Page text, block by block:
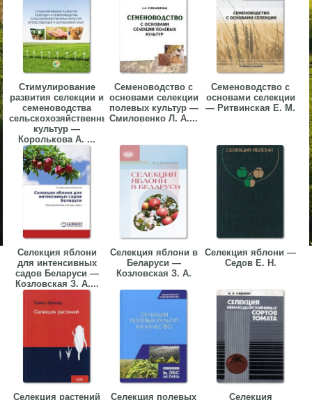
Стимулирование
развития селекции и
семеноводства
сельскохозяйственных
культур —
Королькова А. ...
Семеноводство с
основами селекции
полевых культур —
Смиловенко Л. А....
Семеноводство с
основами селекции
— Ритвинская Е. М.
Селекция яблони
для интенсивных
садов Беларуси —
Козловская З. А....
Селекция яблони в
Беларуси —
Козловская З. А.
Селекция яблони —
Седов Е. Н.
Селекция растений Селекция полевых Селекция